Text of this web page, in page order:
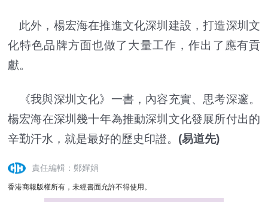
此外，楊宏海在推進文化深圳建設，打造深圳文
化特色品牌方面也做了大量工作，作出了應有貢
獻。
《我與深圳文化》一書，內容充實、思考深邃。
楊宏海在深圳幾十年為推動深圳文化發展所付出的
辛勤汗水，就是最好的歷史印證。 (易道先)
責任編輯：鄭嬋娟
香港商報版權所有，未經書面允許不得使用。